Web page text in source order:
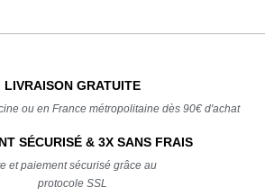
LIVRAISON GRATUITE
ou en France métropolitaine dès 90€ d'achat
SÉCURISÉ & 3X SANS FRAIS
et paiement sécurisé grâce au
protocole SSL